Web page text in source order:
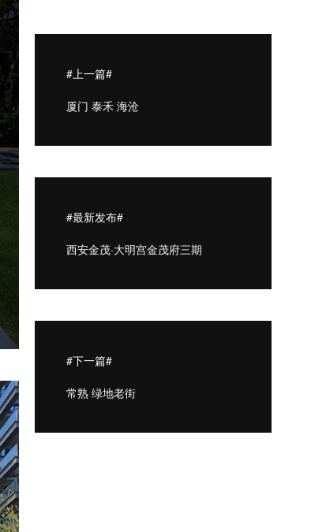
#上一篇#
厦门 泰禾 海沧
#最新发布#
西安金茂·大明宫金茂府三期
#下一篇#
常熟 绿地老街